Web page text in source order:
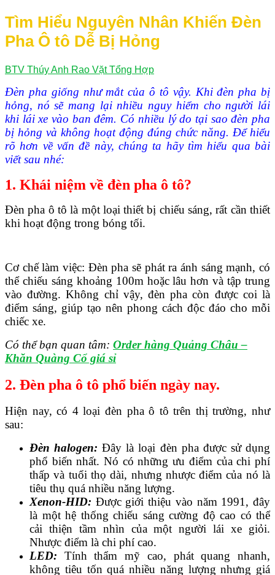
Tìm Hiểu Nguyên Nhân Khiến Đèn
Pha Ô tô Dễ Bị Hỏng
BTV Thúy Anh Rao Vặt Tổng Hợp
Đèn pha giống như mắt của ô tô vậy. Khi đèn pha bị
hỏng, nó sẽ mang lại nhiều nguy hiểm cho người lái
khi lái xe vào ban đêm. Có nhiều lý do tại sao đèn pha
bị hỏng và không hoạt động đúng chức năng. Để hiểu
rõ hơn về vấn đề này, chúng ta hãy tìm hiểu qua bài
viết sau nhé:
1. Khái niệm về đèn pha ô tô?
Đèn pha ô tô là một loại thiết bị chiếu sáng, rất cần thiết
khi hoạt động trong bóng tối.
Cơ chế làm việc: Đèn pha sẽ phát ra ánh sáng mạnh, có
thể chiếu sáng khoảng 100m hoặc lâu hơn và tập trung
vào đường. Không chỉ vậy, đèn pha còn được coi là
điểm sáng, giúp tạo nên phong cách độc đáo cho mỗi
chiếc xe.
Có thể bạn quan tâm: Order hàng Quảng Châu –
Khăn Quàng Cổ giá sỉ
2. Đèn pha ô tô phổ biến ngày nay.
Hiện nay, có 4 loại đèn pha ô tô trên thị trường, như
sau:
Đèn halogen: Đây là loại đèn pha được sử dụng
phổ biến nhất. Nó có những ưu điểm của chi phí
thấp và tuổi thọ dài, nhưng nhược điểm của nó là
tiêu thụ quá nhiều năng lượng.
Xenon-HID: Được giới thiệu vào năm 1991, đây
là một hệ thống chiếu sáng cường độ cao có thể
cải thiện tầm nhìn của một người lái xe giỏi.
Nhược điểm là chi phí cao.
LED: Tính thẩm mỹ cao, phát quang nhanh,
không tiêu tốn quá nhiều năng lượng nhưng giá